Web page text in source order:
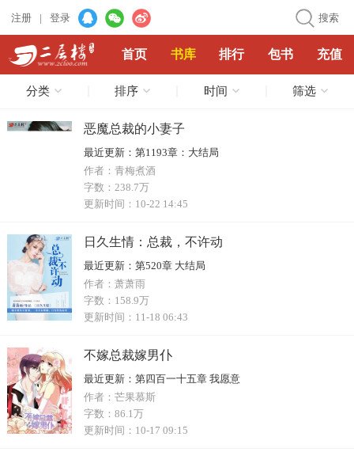
注册 | 登录 搜索
首页 书库 排行 包书 充值
分类 排序 时间 筛选
恶魔总裁的小妻子
最近更新： 第1193章：大结局
作者： 青梅煮酒
字数： 238.7万
更新时间： 10-22 14:45
日久生情：总裁，不许动
最近更新：
第520章 大结局
作者： 萧萧雨
字数： 158.9万
更新时间： 11-18 06:43
不嫁总裁嫁男仆
最近更新： 第四百一十五章 我愿意
作者： 芒果慕斯
字数： 86.1万
更新时间： 10-17 09:15